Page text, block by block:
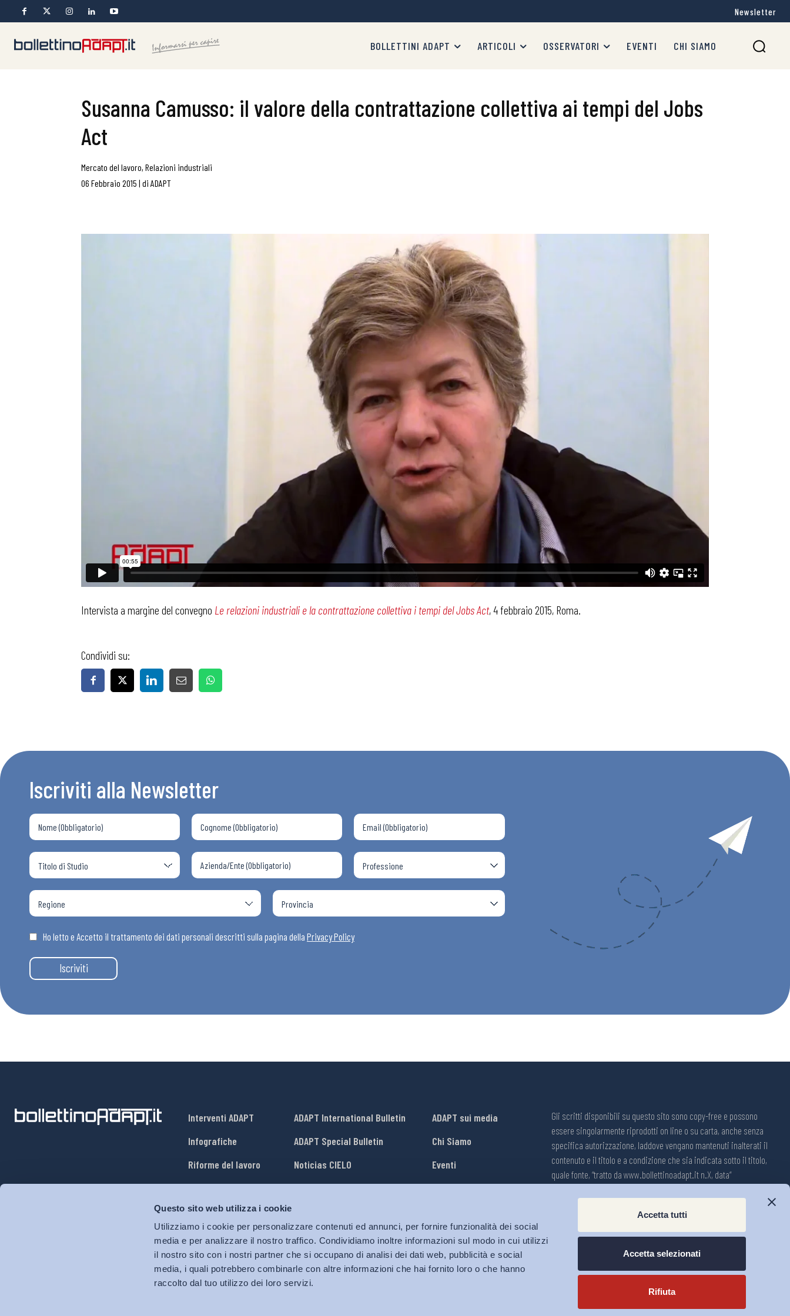
Questo sito web utilizza i cookie
Utilizziamo i cookie per personalizzare contenuti ed annunci, per fornire funzionalità dei social
media e per analizzare il nostro traffico. Condividiamo inoltre informazioni sul modo in cui utilizzi
il nostro sito con i nostri partner che si occupano di analisi dei dati web, pubblicità e social
media, i quali potrebbero combinarle con altre informazioni che hai fornito loro o che hanno
raccolto dal tuo utilizzo dei loro servizi.
Accetta tutti
Accetta selezionati
Rifiuta
Newsletter
BOLLETTINI ADAPT ARTICOLI OSSERVATORI EVENTI CHI SIAMO
Susanna Camusso: il valore della contrattazione collettiva ai tempi del Jobs
Act
Mercato del lavoro, Relazioni industriali
06 Febbraio 2015 | di ADAPT
Intervista a margine del convegno Le relazioni industriali e la contrattazione collettiva i tempi del Jobs Act, 4 febbraio 2015, Roma.
Condividi su:
Iscriviti alla Newsletter
Ho letto e Accetto il trattamento dei dati personali descritti sulla pagina della Privacy Policy
Iscriviti
Interventi ADAPT
Infografiche
Riforme del lavoro
Mercato del lavoro
Relazioni industriali
Salute e sicurezza
Welfare
ADAPT International Bulletin
ADAPT Special Bulletin
Noticias CIELO
ADAPT sui media
Chi Siamo
Eventi
Lavora con Noi
Gli scritti disponibili su questo sito sono copy-free e possono
essere singolarmente riprodotti on line o su carta, anche senza
specifica autorizzazione, laddove vengano mantenuti inalterati il
contenuto e il titolo e a condizione che sia indicata sotto il titolo,
quale fonte, “tratto da www.bollettinoadapt.it n.X, data“
Registrazione n.1609, 11 novembre 2001, Tribunale di Modena, Italia.
Direttore responsabile: Michele Tiraboschi; Direttrice ADAPT
University Press: Lavinia Serrani.